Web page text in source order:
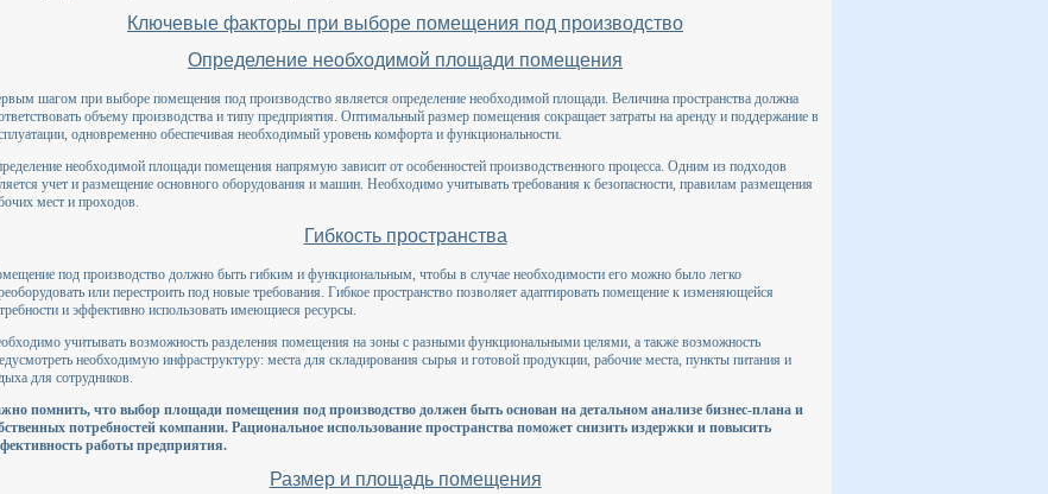
Ключевые факторы при выборе помещения под производство
Определение необходимой площади помещения
шагом при выборе помещения под производство является определение необходимой площади. Величина пространства должна
объему производства и типу предприятия. Оптимальный размер помещения сокращает затраты на аренду и поддержание в
одновременно обеспечивая необходимый уровень комфорта и функциональности.
необходимой площади помещения напрямую зависит от особенностей производственного процесса. Одним из подходов
учет и размещение основного оборудования и машин. Необходимо учитывать требования к безопасности, правилам размещения
мест и проходов.
Гибкость пространства
под производство должно быть гибким и функциональным, чтобы в случае необходимости его можно было легко
или перестроить под новые требования. Гибкое пространство позволяет адаптировать помещение к изменяющейся
и эффективно использовать имеющиеся ресурсы.
учитывать возможность разделения помещения на зоны с разными функциональными целями, а также возможность
необходимую инфраструктуру: места для складирования сырья и готовой продукции, рабочие места, пункты питания и
для сотрудников.
помнить, что выбор площади помещения под производство должен быть основан на детальном анализе бизнес-плана и
потребностей компании. Рациональное использование пространства поможет снизить издержки и повысить
работы предприятия.
Размер и площадь помещения